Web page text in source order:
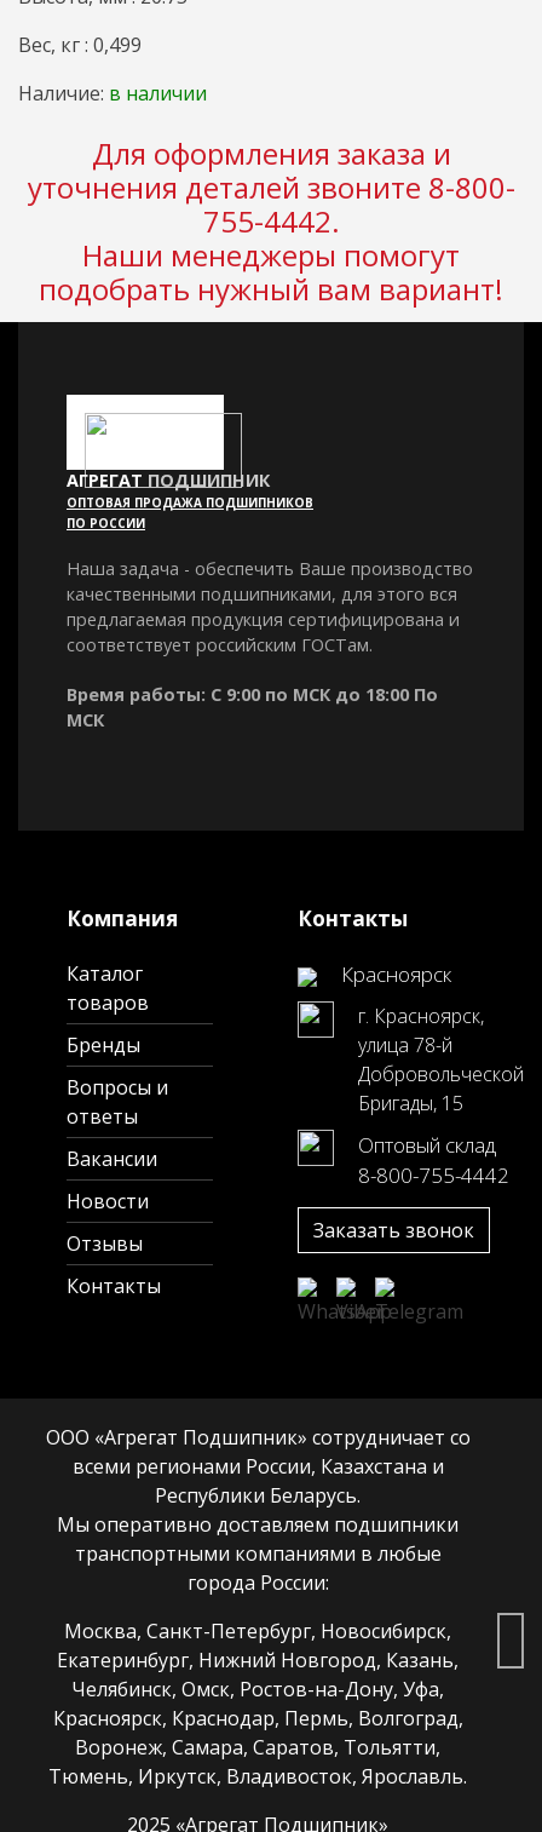
Вес, кг : 0,499
Наличие: в наличии
Для оформления заказа и
уточнения деталей звоните 8-800-
755-4442.
Наши менеджеры помогут
подобрать нужный вам вариант!
АГРЕГАТ ПОДШИПНИК
ОПТОВАЯ ПРОДАЖА ПОДШИПНИКОВ
ПО РОССИИ
Наша задача - обеспечить Ваше производство
качественными подшипниками, для этого вся
предлагаемая продукция сертифицирована и
соответствует российским ГОСТам.
Время работы: С 9:00 по МСК до 18:00 По
МСК
Компания
Каталог
товаров
Бренды
Вопросы и
ответы
Вакансии
Новости
Отзывы
Контакты
Контакты
Красноярск
г. Красноярск,
улица 78-й
Добровольческой
Бригады, 15
Оптовый склад
8-800-755-4442
Заказать звонок
ООО «Агрегат Подшипник» сотрудничает со
всеми регионами России, Казахстана и
Республики Беларусь.
Мы оперативно доставляем подшипники
транспортными компаниями в любые
города России:
Москва, Санкт-Петербург, Новосибирск,
Екатеринбург, Нижний Новгород, Казань,
Челябинск, Омск, Ростов-на-Дону, Уфа,
Красноярск, Краснодар, Пермь, Волгоград,
Воронеж, Самара, Саратов, Тольятти,
Тюмень, Иркутск, Владивосток, Ярославль.
2025 «Агрегат Подшипник»